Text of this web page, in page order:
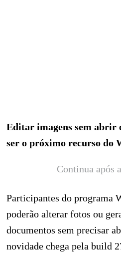
Editar imagens sem abrir
ser o próximo recurso do
Continua após
Participantes do programa
poderão alterar fotos ou
documentos sem precisar
novidade chega pela build